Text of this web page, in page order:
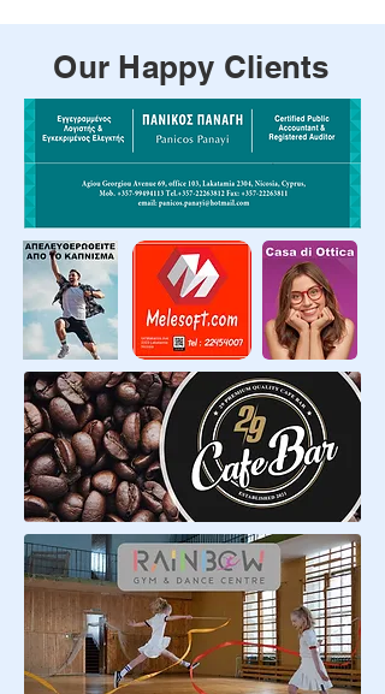
Our Happy Clients